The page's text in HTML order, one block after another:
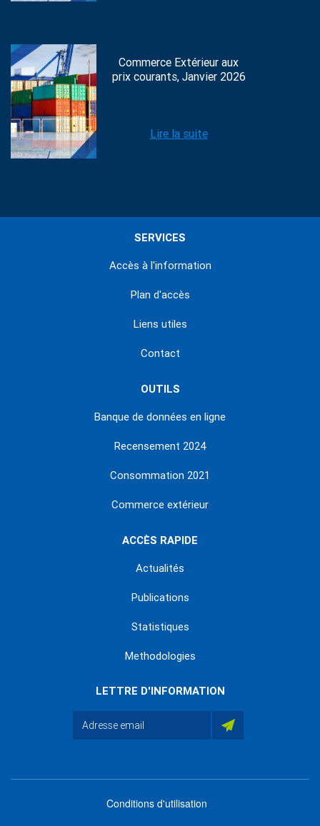
Commerce Extérieur aux
prix courants, Janvier 2026
Lire la suite
SERVICES
Accès à l'information
Plan d'accès
Liens utiles
Contact
OUTILS
Banque de données en ligne
Recensement 2024
Consommation 2021
Commerce extérieur
ACCÈS RAPIDE
Actualités
Publications
Statistiques
Methodologies
LETTRE D'INFORMATION
Conditions d'utilisation